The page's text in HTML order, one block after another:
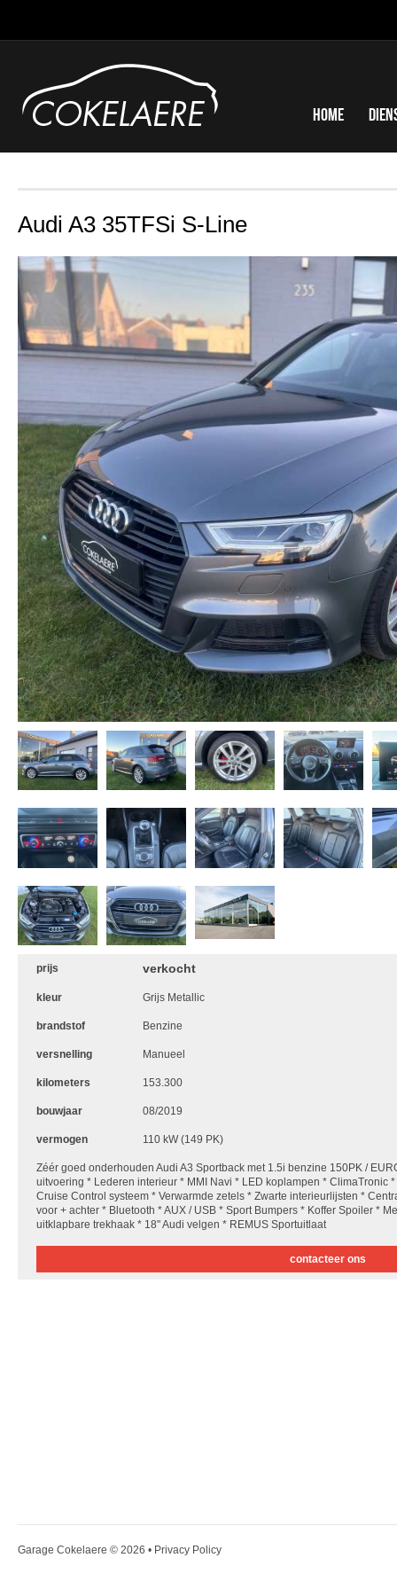
Home
Audi A3 35TFSi S-Line
prijs verkocht
kleur Grijs Metallic
brandstof Benzine
versnelling Manueel
kilometers 153.300
bouwjaar 08/2019
vermogen 110 kW (149 PK)
Zéér goed onderhouden Audi A3 Sportback met 1.5i benzine 150PK /
uitvoering * Lederen interieur * MMI Navi * LED koplampen * ClimaTronic
Cruise Control systeem * Verwarmde zetels * Zwarte interieurlijsten *
voor + achter * Bluetooth * AUX / USB * Sport Bumpers * Koffer Spoiler *
uitklapbare trekhaak * 18" Audi velgen * REMUS Sportuitlaat
contacteer ons
Garage Cokelaere © 2026 • Privacy Policy